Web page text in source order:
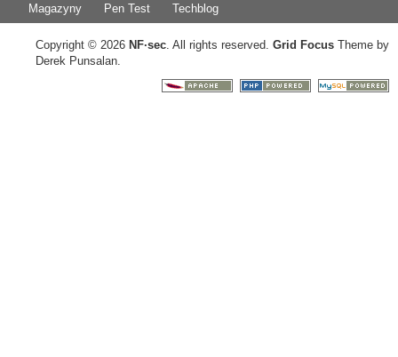
Magazyny
Pen Test Techblog
Copyright © 2026 NF·sec. All rights reserved. Grid Focus Theme by
Derek Punsalan.